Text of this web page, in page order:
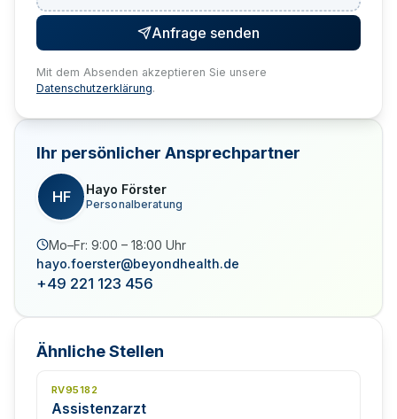
Anfrage senden
Mit dem Absenden akzeptieren Sie unsere
Datenschutzerklärung.
Ihr persönlicher Ansprechpartner
HF Hayo Förster
Personalberatung
Mo–Fr: 9:00 – 18:00 Uhr
hayo.foerster@beyondhealth.de
+49 221 123 456
Ähnliche Stellen
RV95182
Assistenzarzt